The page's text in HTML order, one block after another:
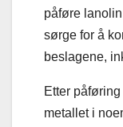
påføre
sørge for å
beslagene,
Etter
metallet i